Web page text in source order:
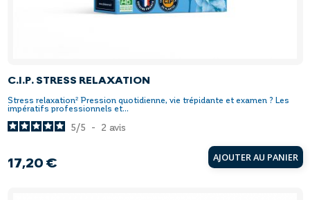
C.I.P. STRESS RELAXATION
Stress relaxation² Pression quotidienne, vie trépidante et examen ? Les
impératifs professionnels et...
Prix
17,20 € AJOUTER AU PANIER
5/5 - 2 avis